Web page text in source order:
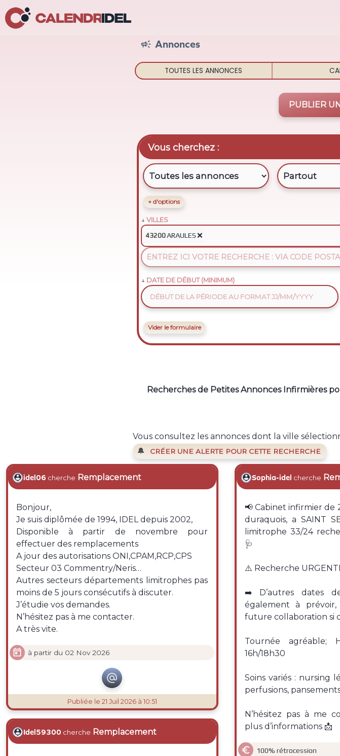
 Annonces
TOUTES LES ANNONCES
PUBLIER
Vous cherchez :
+ d'options
VILLES
43200ARAULES❌
DATE DE DÉBUT (MINIMUM)
Vider le formulaire
Recherches de Petites Annonces Infirmières
Vous consultez les annonces dont la ville
🔔 CRÉER UNE ALERTE POUR CETTE RECHERCHE
idel06 cherche Remplacement
Bonjour,
Je suis diplômée de 1994, IDEL depuis 2002,
Disponible à partir de novembre pour
effectuer des remplacements
A jour des autorisations ONI,CPAM,RCP,CPS
Secteur 03 Commentry/Neris…
Autres secteurs départements limitrophes pas
moins de 5 jours consécutifs à discuter.
J’étudie vos demandes.
N’hésitez pas à me contacter.
A très vite.
 à partir du 02 Nov 2026

Publiée le 21 Juil 2026 à 10:51
Idel59300 cherche Remplacement
Sophia-idel cherche
📢 Cabinet infirmier de
duraquois, a SAINT
limitrophe 33/24
🩺
⚠️ Recherche
➡️ D’autres dates
également à prévoir,
future collaboration si
Tournée agréable;
16h/18h30
Soins variés : nursing
perfusions,
N’hésitez pas à me
plus d’informations 📩
 100% rétrocession